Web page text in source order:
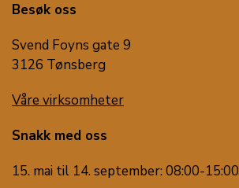
Besøk oss
Svend Foyns gate 9
3126 Tønsberg
Våre virksomheter
Snakk med oss
15. mai til 14. september: 08:00-15:00